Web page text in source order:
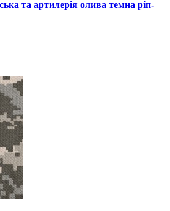
та артилерія олива темна ріп-